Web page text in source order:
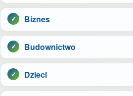
Biznes
Budownictwo
Dzieci